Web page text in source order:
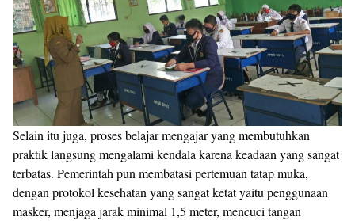
Selain itu juga, proses belajar mengajar yang membutuhkan
praktik langsung mengalami kendala karena keadaan yang sangat
terbatas. Pemerintah pun membatasi pertemuan tatap muka,
dengan protokol kesehatan yang sangat ketat yaitu penggunaan
masker, menjaga jarak minimal 1,5 meter, mencuci tangan